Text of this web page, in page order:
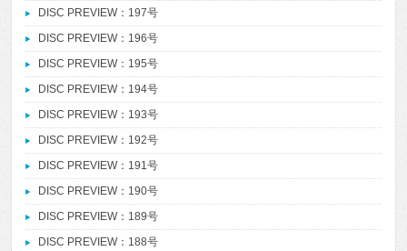
DISC PREVIEW：197号
DISC PREVIEW：196号
DISC PREVIEW：195号
DISC PREVIEW：194号
DISC PREVIEW：193号
DISC PREVIEW：192号
DISC PREVIEW：191号
DISC PREVIEW：190号
DISC PREVIEW：189号
DISC PREVIEW：188号